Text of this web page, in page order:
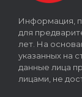
Информация,
для
лет. На
указанных на
данные лица
лицами, не